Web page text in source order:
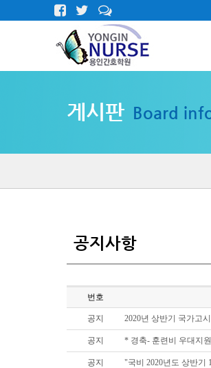
게시판 Board
공지사항
번호
공지 2020년 상반기 국가고
공지 * 경축- 훈련비 우대지
공지 "국비 2020년도 상반기